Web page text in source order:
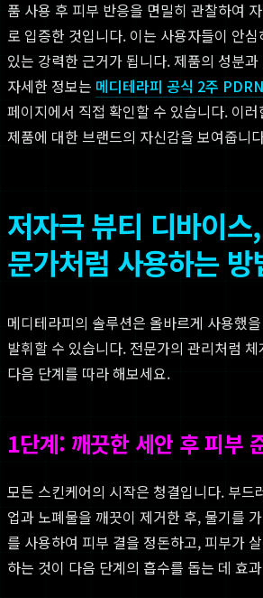
품 사용 후 피부 반응을 면밀히 관찰하여
로 입증한 것입니다. 이는 사용자들이 안
있는 강력한 근거가 됩니다. 제품의 성분
자세한 정보는 메디테라피 공식 2주
페이지에서 직접 확인할 수 있습니다. 이
제품에 대한 브랜드의 자신감을 보여줍니
저자극 뷰티 디바이
문가처럼 사용하는 방
메디테라피의 솔루션은 올바르게 사용했
발휘할 수 있습니다. 전문가의 관리처럼
다음 단계를 따라 해보세요.
1단계: 깨끗한 세안 후 피부
모든 스킨케어의 시작은 청결입니다. 부드
업과 노폐물을 깨끗이 제거한 후, 물기를
를 사용하여 피부 결을 정돈하고, 피부가
하는 것이 다음 단계의 흡수를 돕는 데 효